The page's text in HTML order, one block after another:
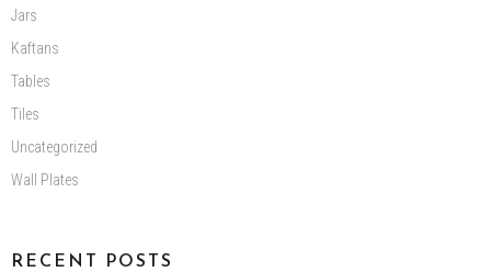
Jars
Kaftans
Tables
Tiles
Uncategorized
Wall Plates
RECENT POSTS